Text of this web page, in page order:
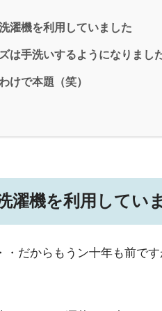
濯機を利用していました
は手洗いするようになりまし
けで本題（笑）
濯機を利用してい
・だからもうン十年も前で